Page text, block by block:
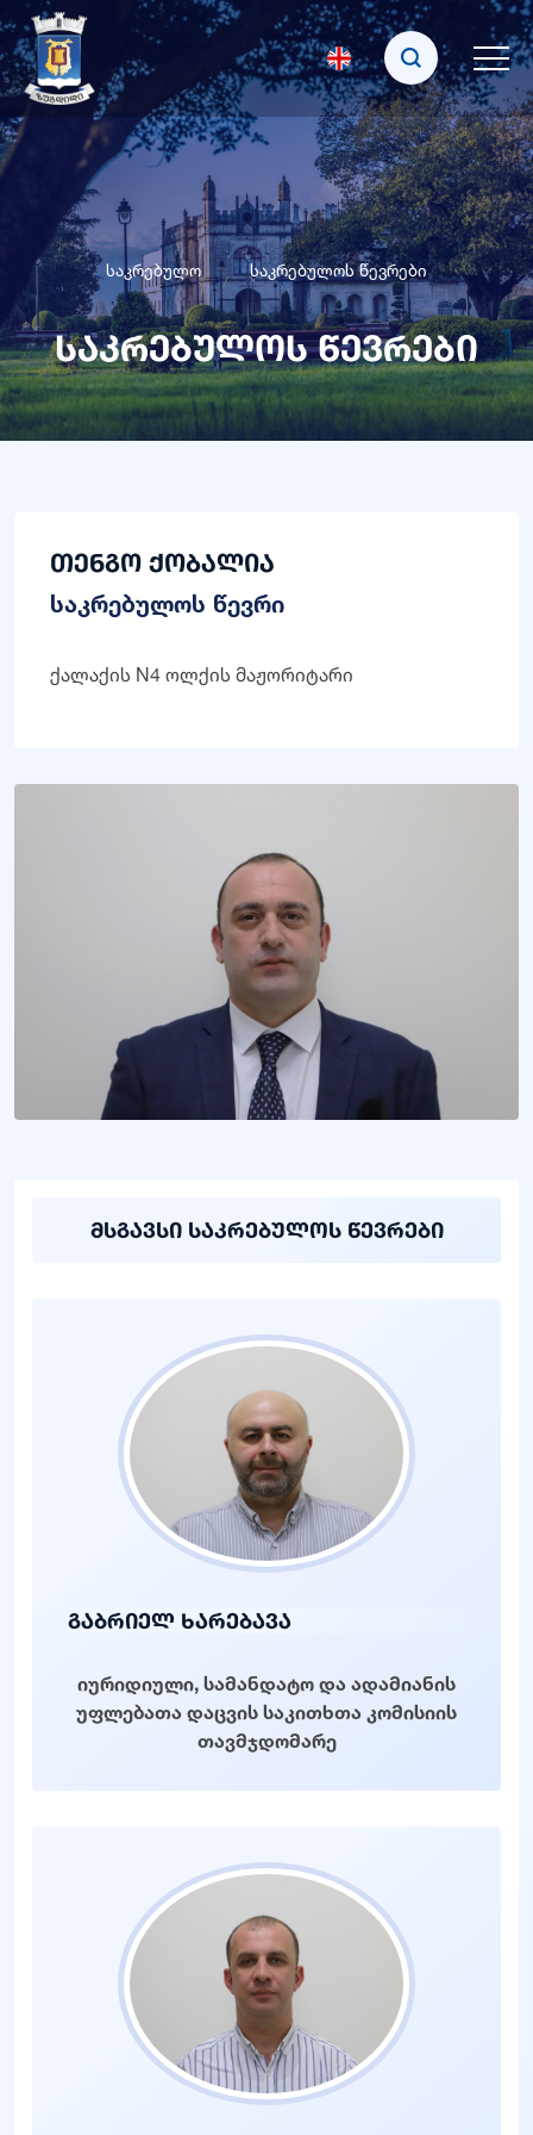
საკრებულო საკრებულოს წევრები
საკრებულოს წევრები
თენგო ქობალია
საკრებულოს წევრი
ქალაქის N4 ოლქის მაჟორიტარი
მსგავსი საკრებულოს წევრები
გაბრიელ ხარებავა
იურიდიული, სამანდატო და ადამიანის
უფლებათა დაცვის საკითხთა კომისიის
თავმჯდომარე